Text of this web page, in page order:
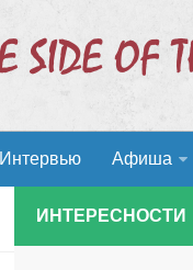
Интервью Афиша
ИНТЕРЕСНОСТИ